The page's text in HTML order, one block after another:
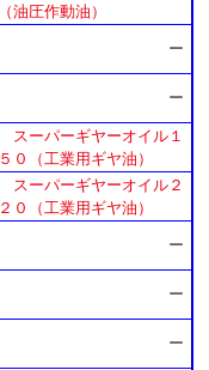
（油圧作動油）
ー
ー
スーパーギヤーオイル１
５０（工業用ギヤ油）
スーパーギヤーオイル２
２０（工業用ギヤ油）
ー
ー
ー